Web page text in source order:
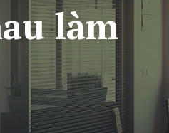
làm